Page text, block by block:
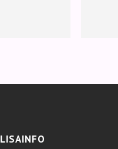
LISAINFO